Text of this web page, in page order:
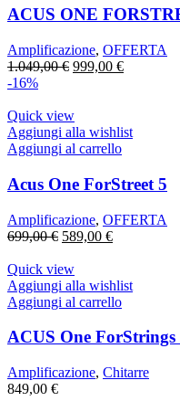
ACUS ONE
Amplificazione, OFFERTA
1.049,00€ Il
era:
1.049,00 €.
999,00 €Il
999,00 €.
-16%
Quick view
Aggiungi alla wishlist
Aggiungi al carrello
Acus One ForStreet 5
Amplificazione, OFFERTA
699,00€ Il
originale
era:
699,00 €.
589,00 €Il
è:
589,00 €.
Quick view
Aggiungi alla wishlist
Aggiungi al carrello
ACUS One
Amplificazione, Chitarre
849,00 €